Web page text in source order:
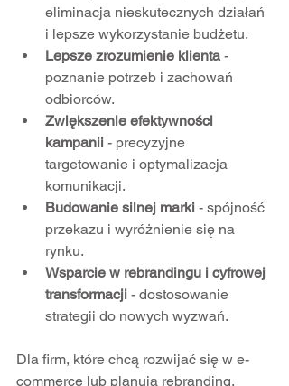
eliminacja nieskutecznych działań
i lepsze wykorzystanie budżetu.
Lepsze zrozumienie klienta -
poznanie potrzeb i zachowań
odbiorców.
Zwiększenie efektywności
kampanii - precyzyjne
targetowanie i optymalizacja
komunikacji.
Budowanie silnej marki - spójność
przekazu i wyróżnienie się na
rynku.
Wsparcie w rebrandingu i cyfrowej
transformacji - dostosowanie
strategii do nowych wyzwań.
Dla firm, które chcą rozwijać się w e-
commerce lub planują rebranding,